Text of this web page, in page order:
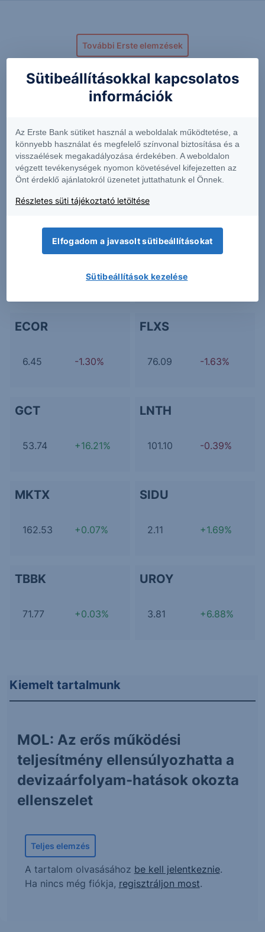
További Erste elemzések
Kapcsolódó termékek
ACIU ALTS
COMM
+2.84%
CRUS
122.2
ECOR
6.45 -1.30%
FLXS
76.09 -1.63%
GCT
53.74 +16.21%
LNTH
101.10 -0.39%
MKTX
162.53 +0.07%
SIDU
2.11 +1.69%
TBBK
71.77 +0.03%
UROY
3.81 +6.88%
Kiemelt tartalmunk
MOL: Az erős működési
teljesítmény ellensúlyozhatta a
devizaárfolyam-hatások okozta
ellenszelet
Teljes elemzés
A tartalom olvasásához be kell jelentkeznie.
Ha nincs még fiókja, regisztráljon most.
Sütibeállításokkal kapcsolatos
információk
Az Erste Bank sütiket használ a weboldalak működtetése, a
könnyebb használat és megfelelő színvonal biztosítása és a
visszaélések megakadályozása érdekében. A weboldalon
végzett tevékenységek nyomon követésével kifejezetten az
Önt érdeklő ajánlatokról üzenetet juttathatunk el Önnek.
Részletes süti tájékoztató letöltése
Elfogadom a javasolt sütibeállításokat
Sütibeállítások kezelése